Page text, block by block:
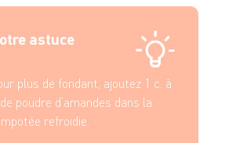
astuce
plus de fondant, ajoutez 1 c. à
poudre d’amandes dans la
refroidie.